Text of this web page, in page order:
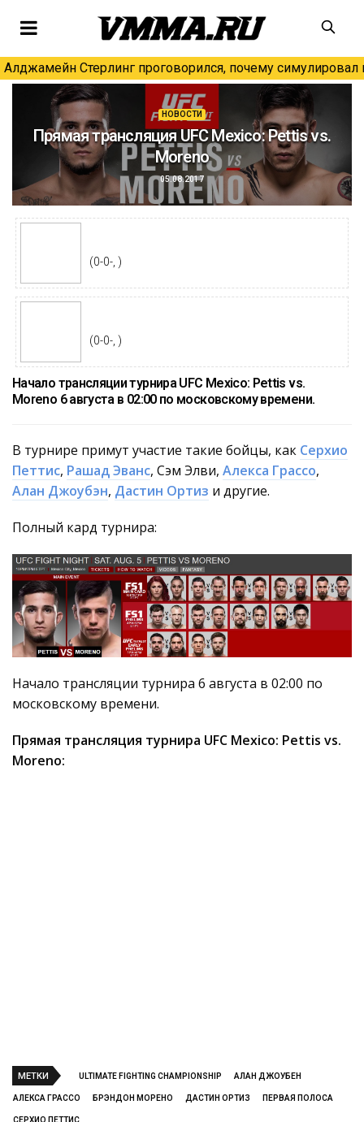
Алджамейн Стерлинг проговорился, почему симулировал
НОВОСТИ
Прямая трансляция UFC Mexico: Pettis vs.
Moreno
05.08.2017
(0-0-, )
(0-0-, )
Начало трансляции турнира UFC Mexico: Pettis vs.
Moreno 6 августа в 02:00 по московскому времени.
В турнире примут участие такие бойцы, как Серхио
Петтис, Рашад Эванс, Сэм Элви, Алекса Грассо,
Алан Джоубэн, Дастин Ортиз и другие.
Полный кард турнира:
Начало трансляции турнира 6 августа в 02:00 по
московскому времени.
Прямая трансляция турнира UFC Mexico: Pettis vs.
Moreno:
МЕТКИ ULTIMATE FIGHTING CHAMPIONSHIP АЛАН ДЖОУБЕН
АЛЕКСА ГРАССО БРЭНДОН МОРЕНО ДАСТИН ОРТИЗ ПЕРВАЯ ПОЛОСА
СЕРХИО ПЕТТИС